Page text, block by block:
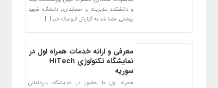
و دانشکده مدیریت و حسابداری دانشگاه شهید
بهشتی امضا شد.به گزارش کیوسک خبر […]
معرفی و ارائه خدمات همراه اول در
نمایشگاه تکنولوژی HiTech
سوریه
همراه اول با حضور در نمایشگاه بین‌المللی